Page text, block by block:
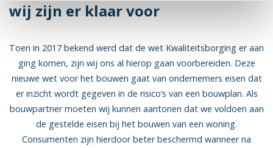
wij zijn er klaar voor
Toen in 2017 bekend werd dat de wet Kwaliteitsborging er aan
ging komen, zijn wij ons al hierop gaan voorbereiden. Deze
nieuwe wet voor het bouwen gaat van ondernemers eisen dat
er inzicht wordt gegeven in de risico’s van een bouwplan. Als
bouwpartner moeten wij kunnen aantonen dat we voldoen aan
de gestelde eisen bij het bouwen van een woning.
Consumenten zijn hierdoor beter beschermd wanneer na